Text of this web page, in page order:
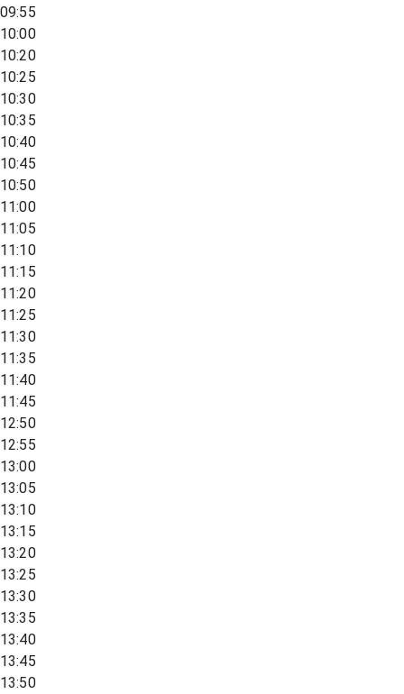
09:55
10:00
10:20
10:25
10:30
10:35
10:40
10:45
10:50
11:00
11:05
11:10
11:15
11:20
11:25
11:30
11:35
11:40
11:45
12:50
12:55
13:00
13:05
13:10
13:15
13:20
13:25
13:30
13:35
13:40
13:45
13:50